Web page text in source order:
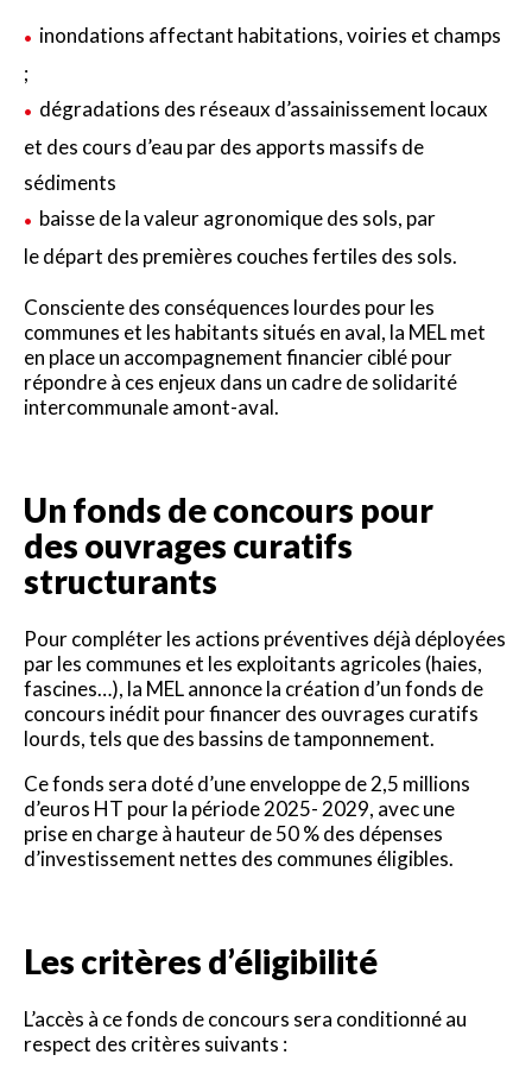
inondations affectant habitations, voiries et champs
;
dégradations des réseaux d’assainissement locaux
et des cours d’eau par des apports massifs de
sédiments
baisse de la valeur agronomique des sols, par
le départ des premières couches fertiles des sols.
Consciente des conséquences lourdes pour les
communes et les habitants situés en aval, la MEL met
en place un accompagnement financier ciblé pour
répondre à ces enjeux dans un cadre de solidarité
intercommunale amont-aval.
Un fonds de concours pour
des ouvrages curatifs
structurants
Pour compléter les actions préventives déjà déployées
par les communes et les exploitants agricoles (haies,
fascines…), la MEL annonce la création d’un fonds de
concours inédit pour financer des ouvrages curatifs
lourds, tels que des bassins de tamponnement.
Ce fonds sera doté d’une enveloppe de 2,5 millions
d’euros HT pour la période 2025- 2029, avec une
prise en charge à hauteur de 50 % des dépenses
d’investissement nettes des communes éligibles.
Les critères d’éligibilité
L’accès à ce fonds de concours sera conditionné au
respect des critères suivants :